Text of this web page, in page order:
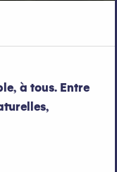
à tous. Entre